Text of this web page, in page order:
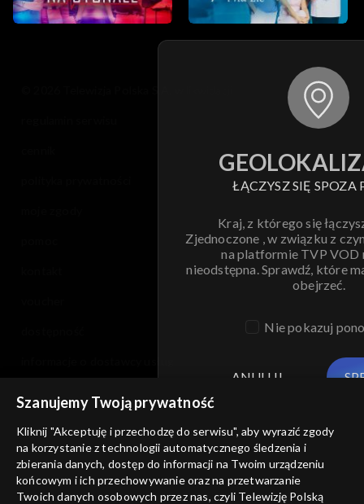
ŁĄCZYSZ SIĘ SPOZA
Kraj, z którego się
Zjednoczone , w związku z
na platformie TVP VOD
nieodstępna. Sprawdź, które
obejrzeć.
Nie pokazuj
ANULUJ
Szanujemy Twoją prywatność
Kliknij "Akceptuję i przechodzę do serwisu", aby wyrazić zgody
na korzystanie z technologii automatycznego śledzenia i
zbierania danych, dostęp do informacji na Twoim urządzeniu
końcowym i ich przechowywanie oraz na przetwarzanie
Twoich danych osobowych przez nas, czyli Telewizję Polską